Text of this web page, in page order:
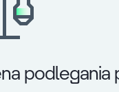
podlegania